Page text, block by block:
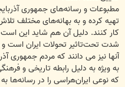
مطبوعات و رسانه‌های جمهوری
تهیه کرده و به بهانه‌های مختلف
کار کنند. دلیل آن هم شاید این
شدت تحت‌تاثیر تحولات ایران است و
آنها نیز می دانند که مردم جمهوری
به ویژه به دلیل رابطه تاریخی و
که نوعی ایران‌هراسی را در رسانه‌ها